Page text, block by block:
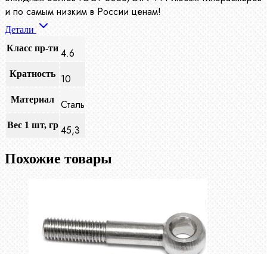
и по самым низким в России ценам!
Детали
Класс пр-ти 4.6
Кратность 10
Материал Сталь
Вес 1 шт, гр 45,3
Похожие товары